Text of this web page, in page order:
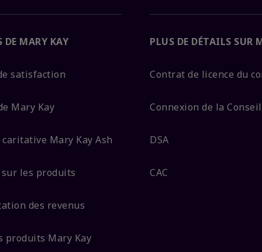
DE MARY KAY
satisfaction
Mary Kay
Mary Kay Ash
sur les produits
des revenus
produits Mary Kay
PLUS DE DÉTAILS SUR
Contrat de licence du
Connexion de la
DSA
CAC